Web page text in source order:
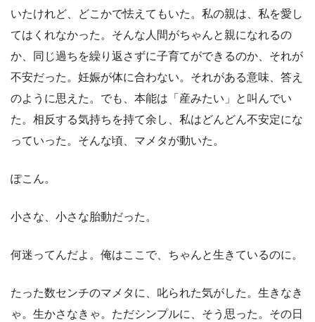
いたけれど、どこかで怯えてもいた。私の親は、私を愛し
てはくれなかった。そんな人間がちゃんと親になれるの
か、同じ過ちを繰り返さずに子育てができるのか、それが
不安だった。妊娠が体に合わない。それがある意味、答え
のように思えた。でも、本能は「産みたい」と叫んでい
た。相反する気持ちを持て余し、私はどんどん不安定にな
っていった。そんな頃、マメタが動いた。
ぽこん。
小さな、小さな胎動だった。
何迷ってんだよ。俺はここで、ちゃんと生きているのに。
たった数センチのマメタに、叱られた気がした。生きなき
ゃ。生かさなきゃ。ただシンプルに、そう思った。その日